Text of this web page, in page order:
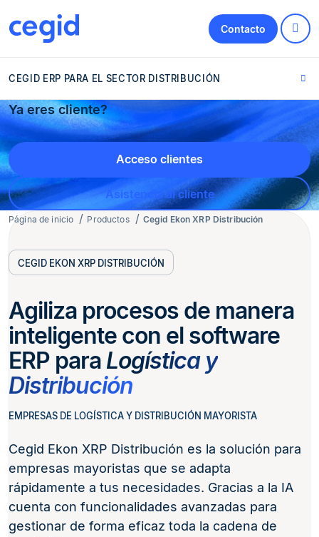
Contacto
CEGID ERP PARA EL SECTOR DISTRIBUCIÓN
Ya eres cliente?
Acceso clientes
Asistencia al cliente
Página de inicio Productos Cegid Ekon XRP Distribución
CEGID EKON XRP DISTRIBUCIÓN
Agiliza procesos de manera
inteligente con el software
ERP para Logística y
Distribución
EMPRESAS DE LOGÍSTICA Y DISTRIBUCIÓN MAYORISTA
Cegid Ekon XRP Distribución es la solución para
empresas mayoristas que se adapta
rápidamente a tus necesidades. Gracias a la IA
cuenta con funcionalidades avanzadas para
gestionar de forma eficaz toda la cadena de